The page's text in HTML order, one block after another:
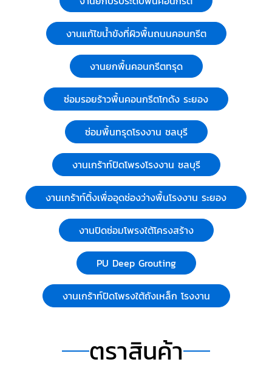
งานแก้ไขน้ำขังที่ผิวพื้นถนนคอนกรีต
งานยกพื้นคอนกรีตทรุด
ซ่อมรอยร้าวพื้นคอนกรีตโกดัง ระยอง
ซ่อมพื้นทรุดโรงงาน ชลบุรี
งานเกร้าท์ปิดโพรงโรงงาน ชลบุรี
งานเกร้าท์ติ้งเพื่ออุดช่องว่างพื้นโรงงาน ระยอง
งานปิดซ่อมโพรงใต้โครงสร้าง
PU Deep Grouting
งานเกร้าท์ปิดโพรงใต้ถังเหล็ก โรงงาน
ตราสินค้า